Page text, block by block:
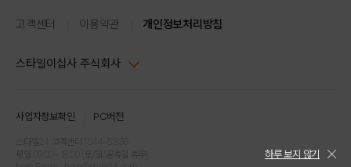
고객센터 이용약관 개인정보처리방침
스타일이십사 주식회사
주소 : 서울시 강남구 논현로 633, 6층 (논현동, 한세엠케이빌딩)
사업자등록번호 : 116-81-32499
통신판매업신고번호 : 제 2024-서울강남-04239
사업자정보확인 PC버전
스타일24 고객센터 1544-5336
평일 09:00~ 18:00 (토/일/공휴일 휴무)
하루 보지 않기